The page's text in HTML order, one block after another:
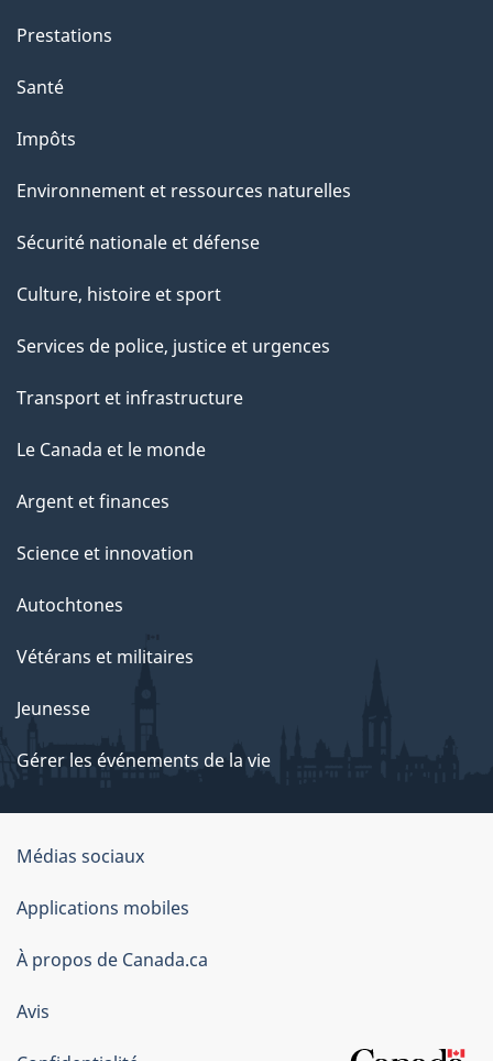
s
u
c
e
t
e
a
g
Prestations
Santé
Impôts
Environnement et ressources naturelles
Sécurité nationale et défense
Culture, histoire et sport
Services de police, justice et urgences
Transport et infrastructure
Le Canada et le monde
Argent et finances
Science et innovation
Autochtones
Vétérans et militaires
Jeunesse
Gérer les événements de la vie
Organisation
du
gouvernement
du
Canada
Médias sociaux
Applications mobiles
À propos de Canada.ca
Avis